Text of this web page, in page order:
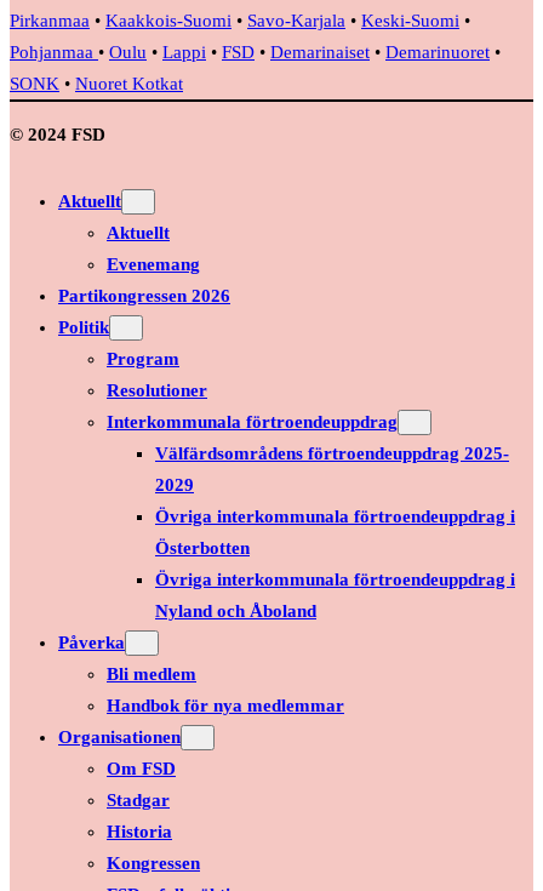
Pirkanmaa • Kaakkois-Suomi • Savo-Karjala • Keski-Suomi •
Pohjanmaa • Oulu • Lappi • FSD • Demarinaiset • Demarinuoret •
SONK • Nuoret Kotkat
© 2024 FSD
Aktuellt
Aktuellt
Evenemang
Partikongressen 2026
Politik
Program
Resolutioner
Interkommunala förtroendeuppdrag
Välfärdsområdens förtroendeuppdrag 2025-
2029
Övriga interkommunala förtroendeuppdrag i
Österbotten
Övriga interkommunala förtroendeuppdrag i
Nyland och Åboland
Påverka
Bli medlem
Handbok för nya medlemmar
Organisationen
Om FSD
Stadgar
Historia
Kongressen